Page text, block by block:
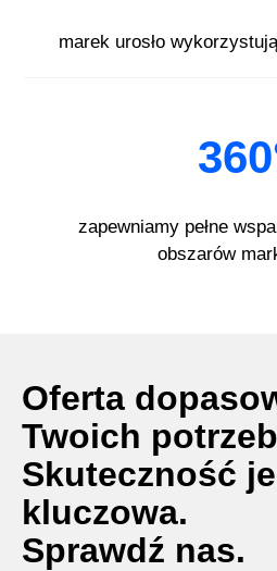
marek urosło
zapewniamy pełne
obszarów
Oferta
Twoich
Skuteczność
kluczowa.
Sprawdź nas.